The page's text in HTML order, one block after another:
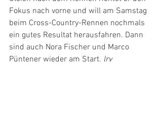
Fokus nach vorne und will am Samstag
beim Cross-Country-Rennen nochmals
ein gutes Resultat herausfahren. Dann
sind auch Nora Fischer und Marco
Püntener wieder am Start. lrv